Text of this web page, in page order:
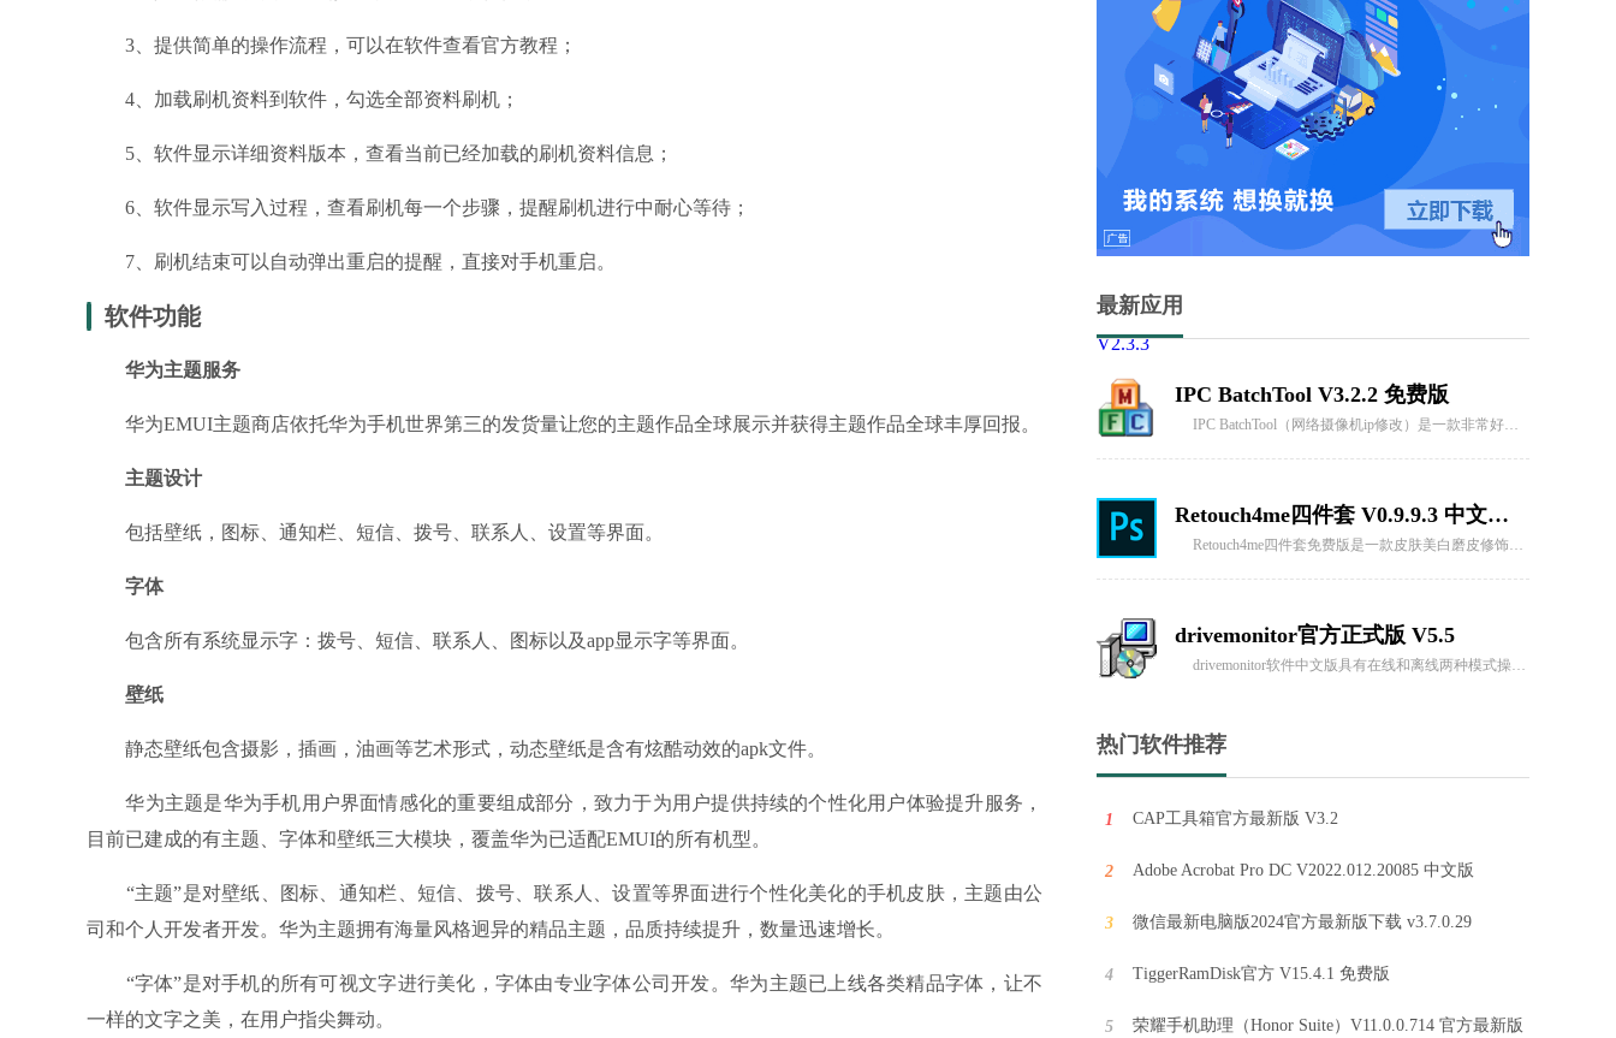
3、提供简单的操作流程，可以在软件查看官方教程；
4、加载刷机资料到软件，勾选全部资料刷机；
5、软件显示详细资料版本，查看当前已经加载的刷机资料信息；
6、软件显示写入过程，查看刷机每一个步骤，提醒刷机进行中耐心等待；
7、刷机结束可以自动弹出重启的提醒，直接对手机重启。
软件功能
华为主题服务
华为EMUI主题商店依托华为手机世界第三的发货量让您的主题作品全球展示并获得主题作品全球丰厚回报。
主题设计
包括壁纸，图标、通知栏、短信、拨号、联系人、设置等界面。
字体
包含所有系统显示字：拨号、短信、联系人、图标以及app显示字等界面。
壁纸
静态壁纸包含摄影，插画，油画等艺术形式，动态壁纸是含有炫酷动效的apk文件。
华为主题是华为手机用户界面情感化的重要组成部分，致力于为用户提供持续的个性化用户体验提升服务，
目前已建成的有主题、字体和壁纸三大模块，覆盖华为已适配EMUI的所有机型。
“主题”是对壁纸、图标、通知栏、短信、拨号、联系人、设置等界面进行个性化美化的手机皮肤，主题由公
司和个人开发者开发。华为主题拥有海量风格迥异的精品主题，品质持续提升，数量迅速增长。
“字体”是对手机的所有可视文字进行美化，字体由专业字体公司开发。华为主题已上线各类精品字体，让不
一样的文字之美，在用户指尖舞动。
最新应用
FYTV福音影视客户端 V15.4.2.1111
FYTV福音影视客户端 V15.4.2.1111
IPC BatchTool V3.2.2 免费版
IPC BatchTool（网络摄像机ip修改）是一款非常好用的修改网络摄像头IP的工具，想要修改网络摄像头的IP用这款软件就对了，网络摄像机的ip同电脑ip一样，是可以根据需要自行修改的，可以批量修改IP，关闭ONVIF全网通功能，界面简洁一目了然轻松修改。
Retouch4me四件套 V0.9.9.3 中文免费版
Retouch4me四件套免费版是一款皮肤美白磨皮修饰软件，这款软件功能强大，操作十分简单，不再需要手动选择皮肤，可以自动皮肤选择！而且Retouch4me Heal会自动识别照片上的皮肤区域并进行修饰。无需对皮肤问题区域进行手动操作。
drivemonitor官方正式版 V5.5
drivemonitor软件中文版具有在线和离线两种模式操作，可以直接在线修改参数（立即有效），也可离线完成，支持参数设定、装置诊断、参数备份和刷新等等功能，是专门为西门子旗下的传动设备设计调试的工具。drivemonitor软件可以根据自己的需求对设备进行调整，还可以测试
FYTV福音影视客户端 V15.4.2.1111
FYTV福音影视客户端 V15.4.2.1111
让我为你介绍一款风靡MAME模拟器的经典游戏——三国志2光荣正版！这款游戏由Capcom公司打造，堪称模拟游戏中的战略巅峰。别被它的老旧外表所迷惑，它可是能让你笑到牙齿掉下来的幽默之作！
热门软件推荐
1 CAP工具箱官方最新版 V3.2
2 Adobe Acrobat Pro DC V2022.012.20085 中文版
3 微信最新电脑版2024官方最新版下载 v3.7.0.29
4 TiggerRamDisk官方 V15.4.1 免费版
5 荣耀手机助理（Honor Suite）V11.0.0.714 官方最新版